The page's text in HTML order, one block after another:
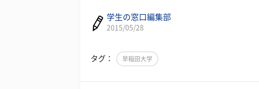
学生の窓口編集部
2015/05/28
タグ： 早稲田大学